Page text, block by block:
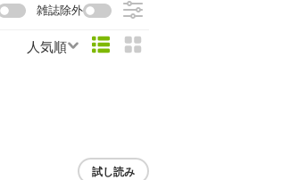
雑誌除外
人気順
試し読み